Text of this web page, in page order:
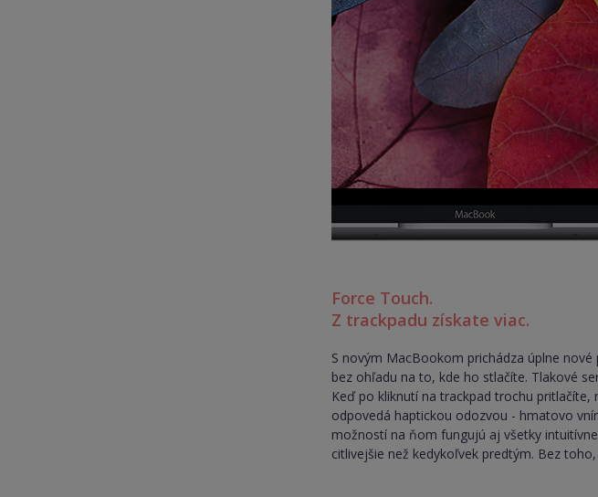
Force Touch.
Z trackpadu získate viac.
S novým MacBookom prichádza úplne
bez ohľadu na to, kde ho stlačíte. Tlakové
Keď po kliknutí na trackpad trochu
odpovedá haptickou odozvou - hmatovo
možností na ňom fungujú aj všetky
citlivejšie než kedykoľvek predtým. Bez